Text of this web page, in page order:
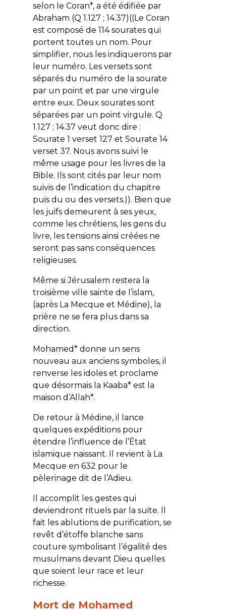
selon le Coran*, a été édifiée par
Abraham (Q 1.127 ; 14.37)((Le Coran
est composé de 114 sourates qui
portent toutes un nom. Pour
simplifier, nous les indiquerons par
leur numéro. Les versets sont
séparés du numéro de la sourate
par un point et par une virgule
entre eux. Deux sourates sont
séparées par un point virgule. Q
1.127 ; 14.37 veut donc dire :
Sourate 1 verset 127 et Sourate 14
verset 37. Nous avons suivi le
même usage pour les livres de la
Bible. Ils sont cités par leur nom
suivis de l’indication du chapitre
puis du ou des versets.)). Bien que
les juifs demeurent à ses yeux,
comme les chrétiens, les gens du
livre, les tensions ainsi créées ne
seront pas sans conséquences
religieuses.
Même si Jérusalem restera la
troisième ville sainte de l’islam,
(après La Mecque et Médine), la
prière ne se fera plus dans sa
direction.
Mohamed* donne un sens
nouveau aux anciens symboles, il
renverse les idoles et proclame
que désormais la Kaaba* est la
maison d’Allah*.
De retour à Médine, il lance
quelques expéditions pour
étendre l’influence de l’État
islamique naissant. Il revient à La
Mecque en 632 pour le
pèlerinage dit de l’Adieu.
Il accomplit les gestes qui
deviendront rituels par la suite. Il
fait les ablutions de purification, se
revêt d’étoffe blanche sans
couture symbolisant l’égalité des
musulmans devant Dieu quelles
que soient leur race et leur
richesse.
Mort de Mohamed